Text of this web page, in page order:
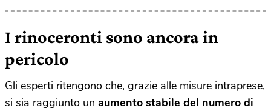
I rinoceronti sono ancora in
pericolo
Gli esperti ritengono che, grazie alle misure intraprese,
si sia raggiunto un aumento stabile del numero di